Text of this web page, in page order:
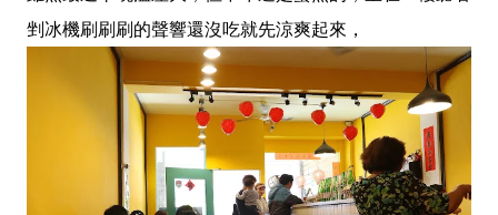
剉冰機刷刷刷的聲響還沒吃就先涼爽起來，